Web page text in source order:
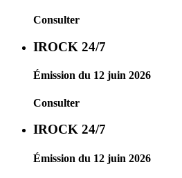
Consulter
IROCK 24/7
Émission du 12 juin 2026
Consulter
IROCK 24/7
Émission du 12 juin 2026